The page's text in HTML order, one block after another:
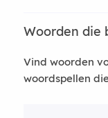
Woorden die
Vind woorden
woordspellen